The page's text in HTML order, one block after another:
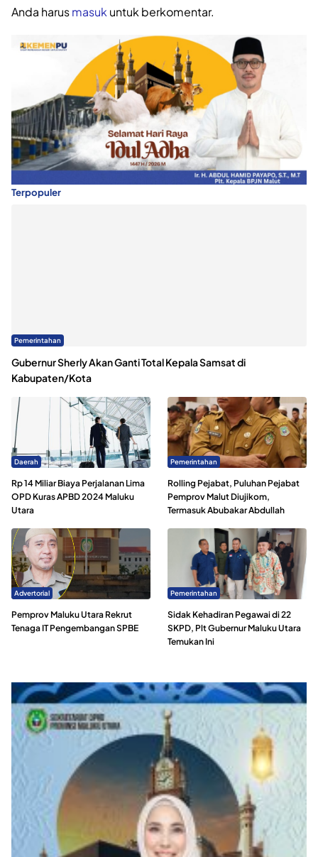
Anda harusmasuk untuk berkomentar.
Terpopuler
Pemerintahan
Gubernur Sherly Akan Ganti Total Kepala Samsat di
Kabupaten/Kota
Daerah
Rp 14 Miliar Biaya Perjalanan Lima
OPD Kuras APBD 2024 Maluku
Utara
Pemerintahan
Rolling Pejabat, Puluhan Pejabat
Pemprov Malut Diujikom,
Termasuk Abubakar Abdullah
Advertorial
Pemprov Maluku Utara Rekrut
Tenaga IT Pengembangan SPBE
Pemerintahan
Sidak Kehadiran Pegawai di 22
SKPD, Plt Gubernur Maluku Utara
Temukan Ini